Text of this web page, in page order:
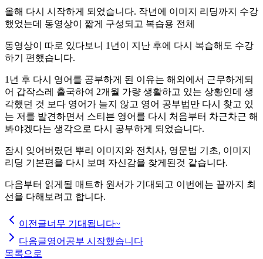
올해 다시 시작하게 되었습니다. 작년에 이미지 리딩까지 수강
했었는데 동영상이 짧게 구성되고 복습용 전체
동영상이 따로 있다보니 1년이 지난 후에 다시 복습해도 수강
하기 편했습니다.
1년 후 다시 영어를 공부하게 된 이유는 해외에서 근무하게되
어 갑작스레 출국하여 2개월 가량 생활하고 있는 상황인데 생
각했던 것 보다 영어가 늘지 않고 영어 공부법만 다시 찾고 있
는 저를 발견하면서 스티븐 영어를 다시 처음부터 차근차근 해
봐야겠다는 생각으로 다시 공부하게 되었습니다.
잠시 잊어버렸던 뿌리 이미지와 전치사, 영문법 기초, 이미지
리딩 기본편을 다시 보며 자신감을 찾게된것 같습니다.
다음부터 읽게될 매트하 원서가 기대되고 이번에는 끝까지 최
선을 다해보려고 합니다.
이전글너무 기대됩니다~
다음글영어공부 시작했습니다
목록으로